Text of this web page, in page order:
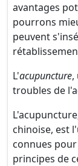
avantages
pourrons
peuvent
L'acupuncture,
troubles de
chinoise, est
connues
principes de